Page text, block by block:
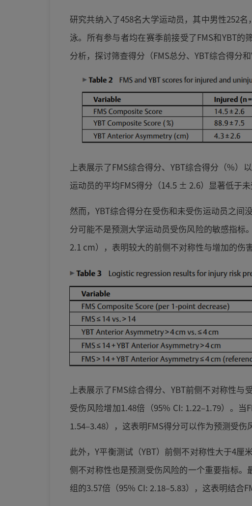
研究共纳入了458名大学运动员，其中男性252
泳。所有参与者均在赛季前接受了FMS和YBT
分析，探讨筛查得分（FMS总分、YBT综合得分
上表展示了FMS综合得分、YBT综合得分（%
运动员的平均FMS得分（14.5 ± 2.6）显著低于
然而，YBT综合得分在受伤和未受伤运动员之
分可能不是预测大学运动员受伤风险的敏感指
2.1 cm），表明较大的前侧不对称性与增加的伤
上表展示了FMS综合得分、YBT前侧不对称性
受伤风险增加1.48倍（95% CI: 1.22–1.79）。
1.54–3.48），这表明FMS得分可以作为预测受伤
此外，Y平衡测试（YBT）前侧不对称性大于4厘
侧不对称性也是预测受伤风险的一个重要指标
组的3.57倍（95% CI: 2.18–5.83），这表明结合